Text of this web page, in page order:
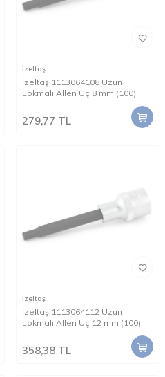
İzeltaş
İzeltaş 1113064108 Uzun
Lokmalı Allen Uç 8 mm (100)
279,77 TL
İzeltaş
İzeltaş 1113064112 Uzun
Lokmalı Allen Uç 12 mm (100)
358,38 TL